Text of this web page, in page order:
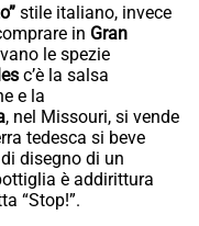
stile italiano, invece
in Gran
le spezie
c’è la salsa
e la
, nel Missouri, si vende
tedesca si beve
disegno di un
è addirittura
“Stop!”.